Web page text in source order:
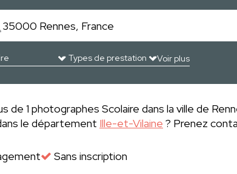
Voir plus
de 1 photographes Scolaire dans la ville de
le département Ille-et-Vilaine ? Prenez
Sans inscription